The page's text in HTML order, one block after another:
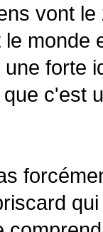
vont
monde
forte
c'est